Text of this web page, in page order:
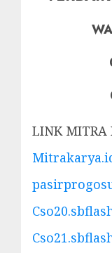
LINK MITRA